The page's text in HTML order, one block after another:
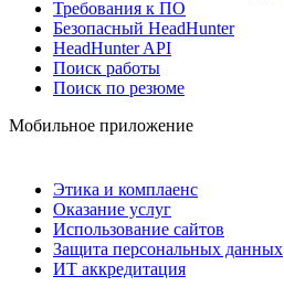
Требования к ПО
Безопасный HeadHunter
HeadHunter API
Поиск работы
Поиск по резюме
Мобильное приложение
Этика и комплаенс
Оказание услуг
Использование сайтов
Защита персональных данных
ИТ аккредитация